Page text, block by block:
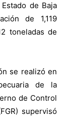
de Baja
de 1,119
toneladas de
se realizó en
de la
de Control
supervisó